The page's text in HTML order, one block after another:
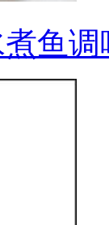
鱼调